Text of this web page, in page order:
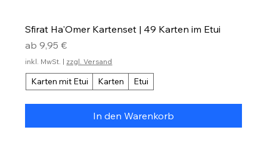
Sfirat Ha'Omer Kartenset | 49 Karten im Etui
ab9,95 €
Sale-Preis
inkl. MwSt. | zzgl. Versand
Karten mit Etui Karten Etui
In den Warenkorb